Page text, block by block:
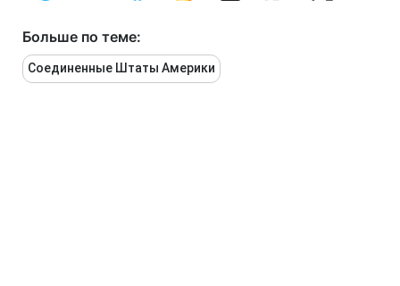
Больше по теме:
Соединенные Штаты Америки